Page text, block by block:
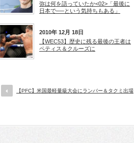
弥は何を語っていたか<02>「最後に
日本で──という気持ちもある」
2010年 12月 18日
【WEC53】歴史に残る最後の王者は
ペティス＆クルーズに
【PFC】米国最軽量級大会にランバー＆タクミ出場